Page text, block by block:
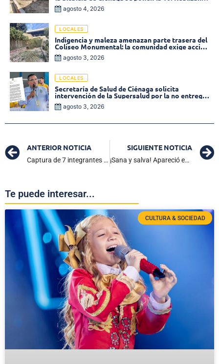
limpieza de la parte posterior del Coliseo
Monumental
agosto 4, 2026
LOCALES
Indigencia y maleza amenazan parte trasera del
Coliseo Monumental: la comunidad exige acción
inmediata!
agosto 3, 2026
LOCALES
Secretaría de Salud de Ciénaga solicita
intervención de la Supersalud por la no entrega
de medicamentos en las EPS
agosto 3, 2026
ANTERIOR NOTICIA
Captura de 7 integrantes del Clan del Golfo: Importante golpe al crimen en la Sierra Nevada
SIGUIENTE NOTICIA
¡Sana y salva! Apareció en Río Frío Dairis Paola
Te puede interesar...
CULTURA & SOCIEDAD